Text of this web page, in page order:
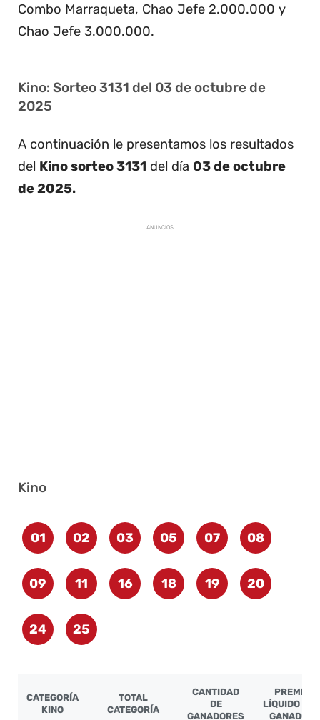
Combo Marraqueta, Chao Jefe 2.000.000 y
Chao Jefe 3.000.000.
Kino: Sorteo 3131 del 03 de octubre de
2025
A continuación le presentamos los resultados
del Kino sorteo 3131 del día 03 de octubre
de 2025.
ANUNCIOS
Kino
01 02 03 05 07 08
09 11 16 18 19 20
24 25
CATEGORÍA
KINO
TOTAL
CATEGORÍA
CANTIDAD
DE
GANADORES
PREMIO
LÍQUIDO
GANADOR